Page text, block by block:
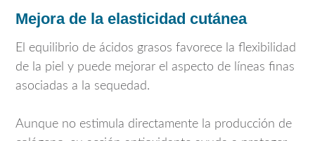
Mejora de la elasticidad cutánea
El equilibrio de ácidos grasos favorece la flexibilidad
de la piel y puede mejorar el aspecto de líneas finas
asociadas a la sequedad.
Aunque no estimula directamente la producción de